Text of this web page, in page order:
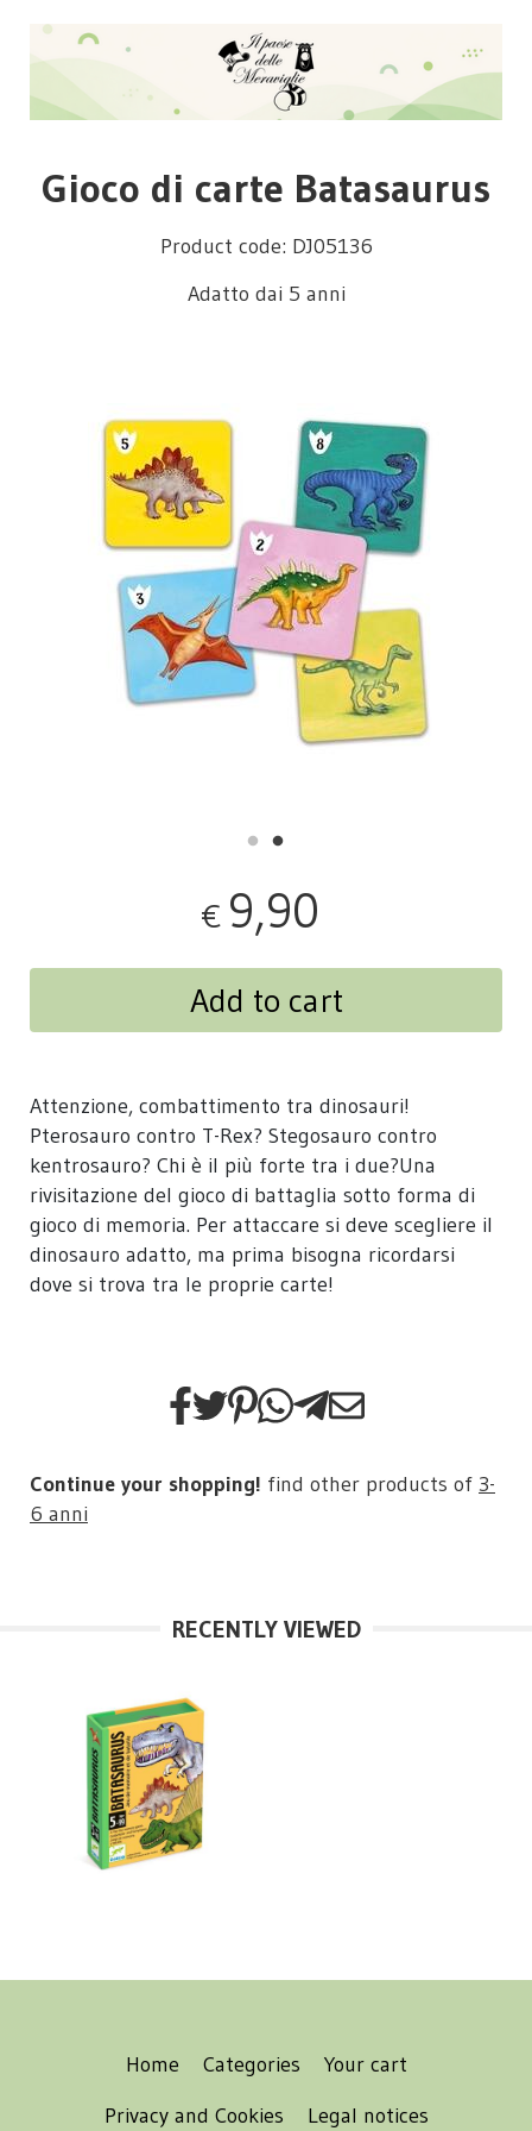
Gioco di carte Batasaurus
Product code: DJ05136
Adatto dai 5 anni
€ 9,90
Add to cart
Attenzione, combattimento tra dinosauri!
Pterosauro contro T-Rex? Stegosauro contro
kentrosauro? Chi è il più forte tra i due?Una
rivisitazione del gioco di battaglia sotto forma di
gioco di memoria. Per attaccare si deve scegliere il
dinosauro adatto, ma prima bisogna ricordarsi
dove si trova tra le proprie carte!
Continue your shopping! find other products of 3-
6 anni
RECENTLY VIEWED
Home Categories
Your cart
Privacy and Cookies
Legal notices